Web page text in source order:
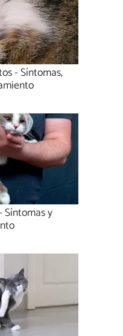
- Síntomas,
Síntomas y